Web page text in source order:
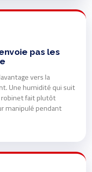
pas les
vers la
Une humidité qui suit
robinet fait plutôt
manipulé pendant